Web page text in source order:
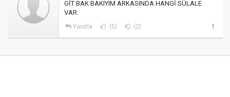
GİT BAK BAKIYIM ARKASINDA HANGİ SÜLALE
VAR.
Yanıtla (5) (2)